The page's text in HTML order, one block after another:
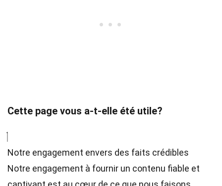
Cette page vous a-t-elle été utile?
Notre engagement envers des faits crédibles
Notre engagement à fournir un contenu fiable et